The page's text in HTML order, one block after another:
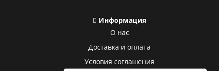
Информация
О нас
Доставка и оплата
Условия соглашения